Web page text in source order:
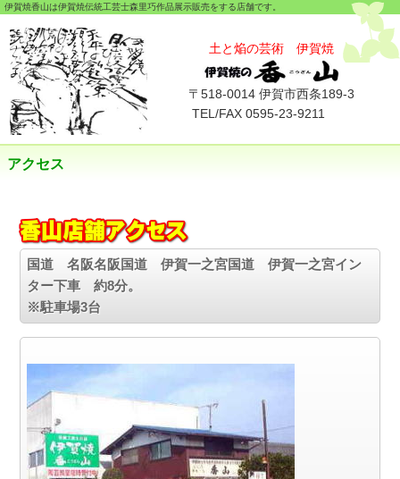
本文へスキップ
伊賀焼香山は伊賀焼伝統工芸士森里巧作品展示販売をする店舗です。
土と焔の芸術 伊賀焼
〒518-0014 伊賀市西条189-3
TEL/FAX 0595-23-9211
アクセス
国道 名阪名阪国道 伊賀一之宮国道 伊賀一之宮イン
ター下車 約8分。
※駐車場3台